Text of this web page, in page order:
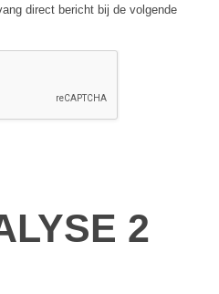
direct bericht bij de volgende
2